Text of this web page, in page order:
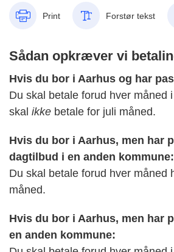
Print Forstør tekst
Sådan opkræver vi
Hvis du bor i Aarhus og har
Du skal betale forud hver måned
skal ikke betale for juli måned.
Hvis du bor i Aarhus, men har
dagtilbud i en anden kommune:
Du skal betale forud hver måned
måned.
Hvis du bor i Aarhus, men har
en anden kommune: